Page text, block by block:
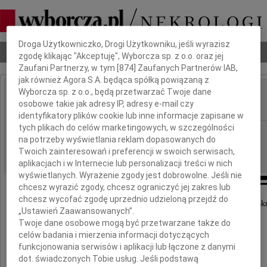
Nekrologi Odeszli Poradnik pogrzebowy
IMIĘ I NAZWISKO: Antoni Kowalczyk
REGION: Wrocław
DATA EMISJI: 08.03.2011
Ze smutkiem zawiadamiamy, że dnia 3 marca 2011
Dbamy o Twoją prywatność
Droga Użytkowniczko, Drogi Użytkowniku, jeśli wyrazisz
zgodę klikając "Akceptuję", Wyborcza sp. z o.o. oraz jej
Zaufani Partnerzy, w tym [874 ] Zaufanych Partnerów IAB,
jak również Agora S.A. będąca spółką powiązaną z
Wyborcza sp. z o.o., będą przetwarzać Twoje dane
osobowe takie jak adresy IP, adresy e-mail czy
identyfikatory plików cookie lub inne informacje zapisane w
tych plikach do celów marketingowych, w szczególności
na potrzeby wyświetlania reklam dopasowanych do
Twoich zainteresowań i preferencji w swoich serwisach,
aplikacjach i w Internecie lub personalizacji treści w nich
wyświetlanych. Wyrażenie zgody jest dobrowolne. Jeśli nie
chcesz wyrazić zgody, chcesz ograniczyć jej zakres lub
chcesz wycofać zgodę uprzednio udzieloną przejdź do
„Ustawień Zaawansowanych”.
Twoje dane osobowe mogą być przetwarzane także do
celów badania i mierzenia informacji dotyczących
funkcjonowania serwisów i aplikacji lub łączone z danymi
dot. świadczonych Tobie usług. Jeśli podstawą